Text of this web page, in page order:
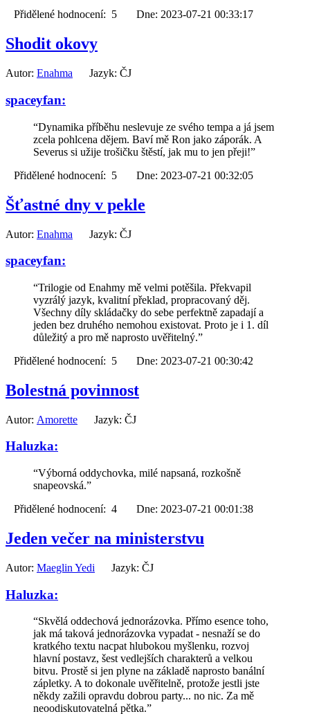
Přidělené hodnocení: 5 Dne: 2023-07-21 00:33:17
Shodit okovy
Autor: Enahma Jazyk: ČJ
spaceyfan:
“Dynamika příběhu neslevuje ze svého tempa a já jsem
zcela pohlcena dějem. Baví mě Ron jako záporák. A
Severus si užije trošičku štěstí, jak mu to jen přeji!”
Přidělené hodnocení: 5 Dne: 2023-07-21 00:32:05
Šťastné dny v pekle
Autor: Enahma Jazyk: ČJ
spaceyfan:
“Trilogie od Enahmy mě velmi potěšila. Překvapil
vyzrálý jazyk, kvalitní překlad, propracovaný děj.
Všechny díly skládačky do sebe perfektně zapadají a
jeden bez druhého nemohou existovat. Proto je i 1. díl
důležitý a pro mě naprosto uvěřitelný.”
Přidělené hodnocení: 5 Dne: 2023-07-21 00:30:42
Bolestná povinnost
Autor: Amorette Jazyk: ČJ
Haluzka:
“Výborná oddychovka, milé napsaná, rozkošně
snapeovská.”
Přidělené hodnocení: 4 Dne: 2023-07-21 00:01:38
Jeden večer na ministerstvu
Autor: Maeglin Yedi Jazyk: ČJ
Haluzka:
“Skvělá oddechová jednorázovka. Přímo esence toho,
jak má taková jednorázovka vypadat - nesnaží se do
kratkého textu nacpat hlubokou myšlenku, rozvoj
hlavní postavz, šest vedlejších charakterů a velkou
bitvu. Prostě si jen plyne na základě naprosto banální
zápletky. A to dokonale uvěřitelně, protože jestli jste
někdy zažili opravdu dobrou party... no nic. Za mě
neoodiskutovatelná pětka.”